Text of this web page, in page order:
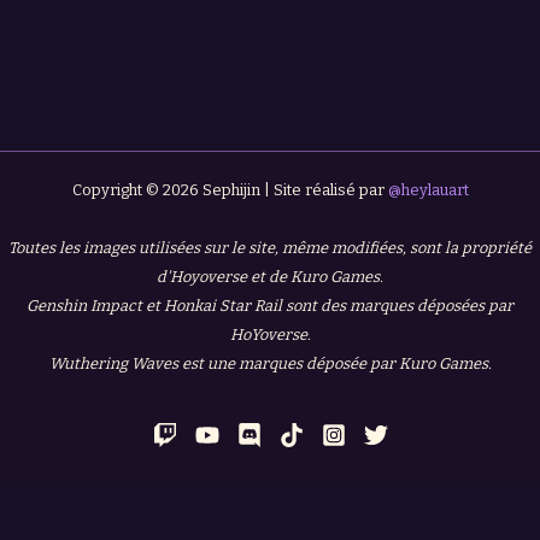
Copyright © 2026 Sephijin | Site réalisé par @heylauart
Toutes les images utilisées sur le site, même modifiées, sont la propriété
d'Hoyoverse et de Kuro Games.
Genshin Impact et Honkai Star Rail sont des marques déposées par
HoYoverse.
Wuthering Waves est une marques déposée par Kuro Games.